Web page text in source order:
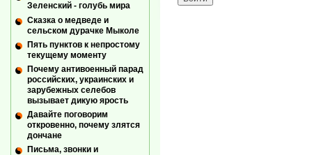
Зеленский - голубь мира
Сказка о медведе и
сельском дурачке Мыколе
Пять пунктов к непростому
текущему моменту
Почему антивоенный парад
российских, украинских и
зарубежных селебов
вызывает дикую ярость
Давайте поговорим
откровенно, почему злятся
дончане
Письма, звонки и